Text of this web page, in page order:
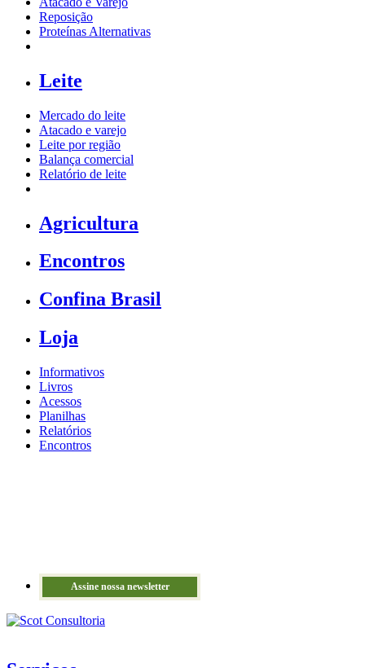
Reposição
Proteínas Alternativas
Leite
Mercado do leite
Atacado e varejo
Leite por região
Balança comercial
Relatório de leite
Agricultura
Encontros
Confina Brasil
Loja
Informativos
Livros
Acessos
Planilhas
Relatórios
Encontros
Assine nossa newsletter